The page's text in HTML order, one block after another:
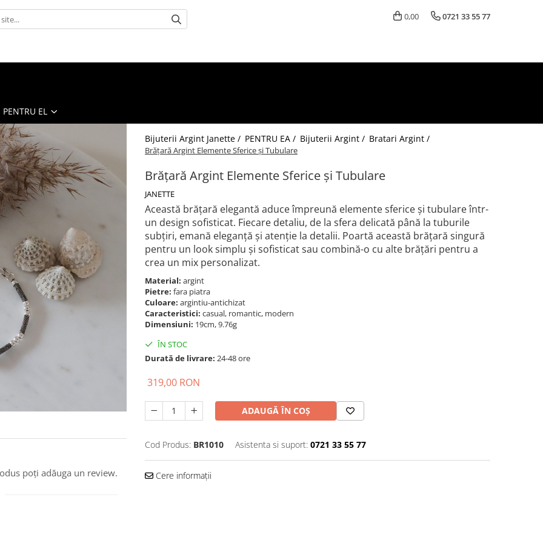
0,00 0721 33 55 77
PENTRU EL
Bijuterii Argint Janette / PENTRU EA / Bijuterii Argint / Bratari Argint /
Brățară Argint Elemente Sferice și Tubulare
Brățară Argint Elemente Sferice și Tubulare
JANETTE
Această brățară elegantă aduce împreună elemente sferice și tubulare într-
un design sofisticat. Fiecare detaliu, de la sfera delicată până la tuburile
subțiri, emană eleganță și atenție la detalii. Poartă această brățară singură
pentru un look simplu și sofisticat sau combină-o cu alte brățări pentru a
crea un mix personalizat.
Material: argint
Pietre: fara piatra
Culoare: argintiu-antichizat
Caracteristici: casual, romantic, modern
Dimensiuni: 19cm, 9.76g
ÎN STOC
Durată de livrare: 24-48 ore
319,00 RON
ADAUGĂ ÎN COȘ
Cod Produs: BR1010 Asistenta si suport: 0721 33 55 77
Cere informații
poți adăuga un review.